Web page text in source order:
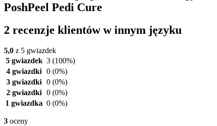
PoshPeel Pedi Cure
2 recenzje klientów w innym języku
5,0 z 5 gwiazdek
5 gwiazdek 3 (100%)
4 gwiazdki 0 (0%)
3 gwiazdki 0 (0%)
2 gwiazdki 0 (0%)
1 gwiazdka 0 (0%)
3 oceny